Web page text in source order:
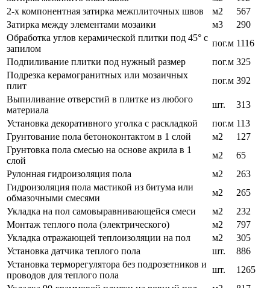
2-х компонентная затирка межплиточных швов
м2
567
Затирка между элементами мозаики
м3
290
Обработка углов керамической плитки под 45° с
запилом
пог.м 1116
Подпиливание плитки под нужный размер
пог.м 325
Подрезка керамогранитных или мозаичных
плит
пог.м 392
Выпиливание отверстий в плитке из любого
материала
шт.
313
Установка декоративного уголка с раскладкой
пог.м 113
Грунтование пола бетоноконтактом в 1 слой
м2
127
Грунтовка пола смесью на основе акрила в 1
слой
м2
65
Рулонная гидроизоляция пола
м2
263
Гидроизоляция пола мастикой из битума или
обмазочными смесями
м2
265
Укладка на пол самовыравнивающейся смеси
м2
232
Монтаж теплого пола (электрического)
м2
797
Укладка отражающей теплоизоляции на пол
м2
305
Установка датчика теплого пола
шт.
886
Установка терморегулятора без подрозетников и
проводов для теплого пола
шт.
1265